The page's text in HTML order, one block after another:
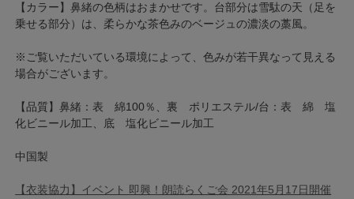
【カラー】鼻緒の色柄はおまかせです。台部分は雪駄の天（足を
乗せる部分）は、柔らかな茶色みのベージュの濃淡の藁風。
※ご覧いただいている環境によって、色みが若干異なって見える
場合がございます。
【品質】鼻緒：表 綿100％、裏 ポリエステル/台：表 綿 塩
化ビニール加工、底 塩化ビニール加工
中国製
【衣装協力】イベント 即興！朗読らくご会 2021年5⽉17⽇開催